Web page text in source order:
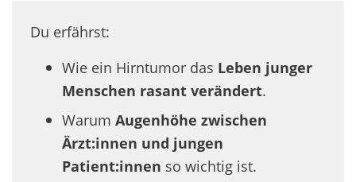
Du erfährst:
Wie ein Hirntumor das Leben junger
Menschen rasant verändert.
Warum Augenhöhe zwischen
Ärzt:innen und jungen
Patient:innen so wichtig ist.